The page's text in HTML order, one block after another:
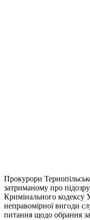
Прокурори
затриманому про
Кримінального кодексу
неправомірної вигоди
питання щодо обрання